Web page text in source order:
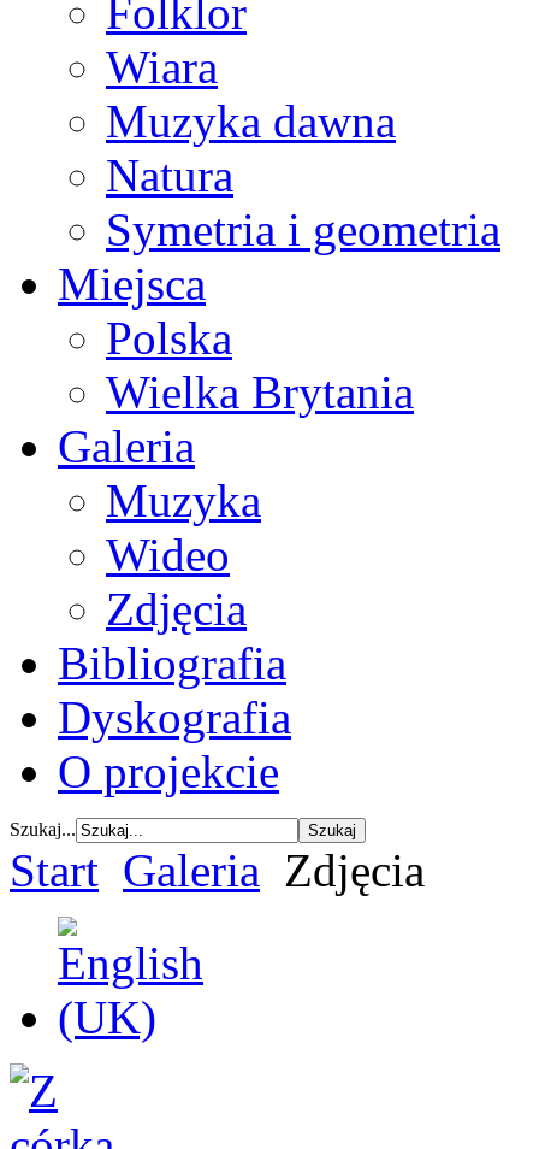
Folklor
Wiara
Muzyka dawna
Natura
Symetria i geometria
Miejsca
Polska
Wielka Brytania
Galeria
Muzyka
Wideo
Zdjęcia
Bibliografia
Dyskografia
O projekcie
Szukaj...
Start Galeria Zdjęcia